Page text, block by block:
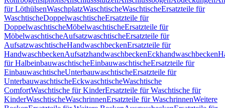
für LöthülsenWaschplatzWaschtischeWaschtischeErsatzteile für
WaschtischeDoppelwaschtischeErsatzteile für
DoppelwaschtischeMöbelwaschtischeErsatzteile für
MöbelwaschtischeAufsatzwaschtischeErsatzteile für
AufsatzwaschtischeHandwaschbeckenErsatzteile für
HandwaschbeckenAufsatzhandwaschbeckenEckhandwaschbecken
für HalbeinbauwaschtischeEinbauwaschtischeErsatzteile für
EinbauwaschtischeUnterbauwaschtischeErsatzteile für
UnterbauwaschtischeEckwaschtischeWaschtische
ComfortWaschtische für KinderErsatzteile für Waschtische für
KinderWaschtischeWaschrinnenErsatzteile für WaschrinnenWeitere